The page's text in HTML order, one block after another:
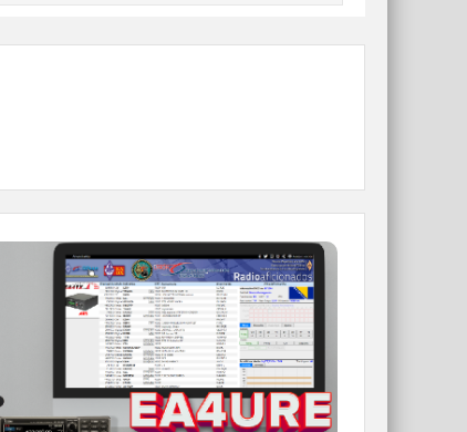
WEBCLUSTER EA4URE
Conoce el nuevo WebCluster de URE,
ahora con nuevos filtros e información y
compatible con GDURE